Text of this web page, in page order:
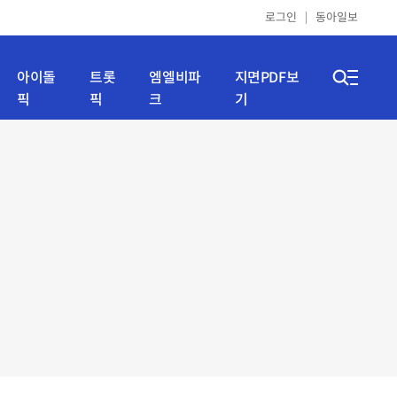
로그인 동아일보
아이돌
픽
트롯
픽
엠엘비파
크
지면PDF보
기